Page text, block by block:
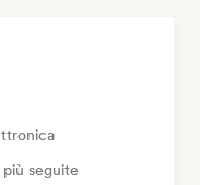
seguite